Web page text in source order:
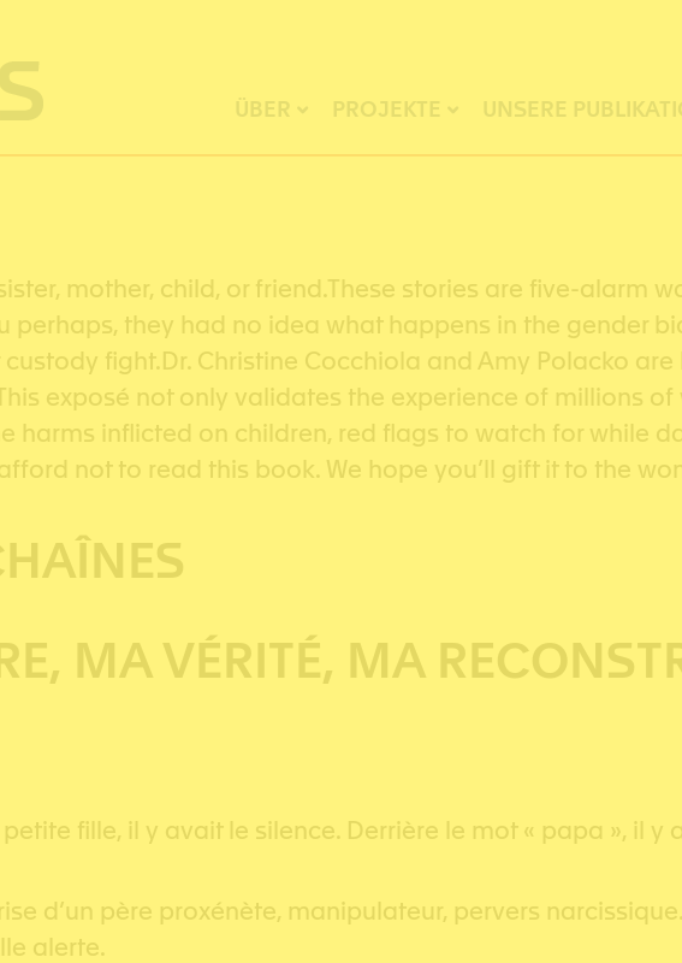
ÜBER PROJEKTE UNSERE
mother, child, or friend.These stories are five-alarm
perhaps, they had no idea what happens in the gender
fight.Dr. Christine Cocchiola and Amy Polacko
exposé not only validates the experience of millions
harms inflicted on children, red flags to watch for while
not to read this book. We hope you’ll gift it to the
MA VÉRITÉ, MA
fille, il y avait le silence. Derrière le mot « papa », il y
d’un père proxénète, manipulateur, pervers
alerte.